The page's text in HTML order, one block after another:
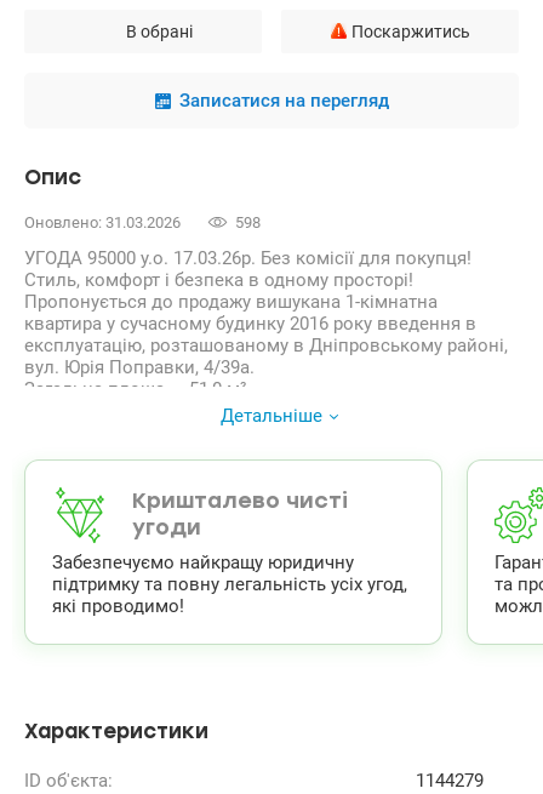
В обрані Поскаржитись
Записатися на перегляд
Опис
Оновлено: 31.03.2026 598
УГОДА 95000 у.о. 17.03.26р. Без комісії для покупця!
Стиль, комфорт і безпека в одному просторі!
Пропонується до продажу вишукана 1-кімнатна
квартира у сучасному будинку 2016 року введення в
експлуатацію, розташованому в Дніпровському районі,
вул. Юрія Поправки, 4/39а.
Загальна площа — 51,0 м²
• поверх — 13 із 22
• висота стелі — 3,0 м, що додає простору й повітря
Квартира створена для тих, хто цінує якість, естетику та
продумані деталі. Інтер’єр виконаний за індивідуальним
дизайн-проєктом із використанням сучасних технологій
та преміальних матеріалів.
Повністю укомплектована та готова до проживання
• простора кухня та вітальня
• окрема затишна спальня
• засклений балкон
вмістка вбудована гардеробна шафа по Авторському
• вбудований холодильник
Детальніше
Кришталево чисті
угоди
Забезпечуємо найкращу юридичну
підтримку та повну легальність усіх угод,
які проводимо!
та
Характеристики
ID об'єкта: 1144279